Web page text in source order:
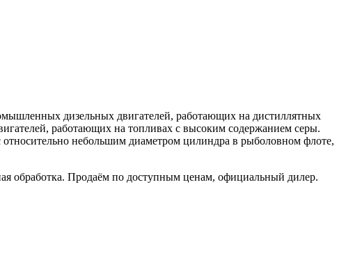
дизельных двигателей, работающих на дистиллятных
работающих на топливах с высоким содержанием серы.
небольшим диаметром цилиндра в рыболовном флоте,
обработка. Продаём по доступным ценам, официальный дилер.